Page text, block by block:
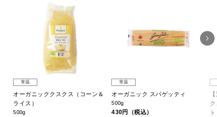
常温
オーガニッククスクス（コーン＆
ライス）
500g
常温
オーガニック スパゲッティ
500g
430円（税込）
ト